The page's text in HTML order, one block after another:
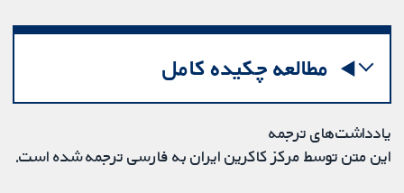
مطالعه چکیده کامل
یادداشت‌های ترجمه
این متن توسط مرکز کاکرین ایران به فارسی ترجمه شده است.